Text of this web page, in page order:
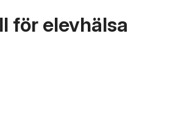
för elevhälsa